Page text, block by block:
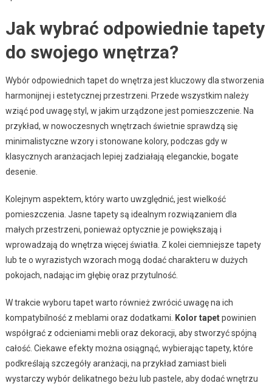
Jak wybrać odpowiednie tapety
do swojego wnętrza?
Wybór odpowiednich tapet do wnętrza jest kluczowy dla stworzenia
harmonijnej i estetycznej przestrzeni. Przede wszystkim należy
wziąć pod uwagę styl, w jakim urządzone jest pomieszczenie. Na
przykład, w nowoczesnych wnętrzach świetnie sprawdzą się
minimalistyczne wzory i stonowane kolory, podczas gdy w
klasycznych aranżacjach lepiej zadziałają eleganckie, bogate
desenie.
Kolejnym aspektem, który warto uwzględnić, jest wielkość
pomieszczenia. Jasne tapety są idealnym rozwiązaniem dla
małych przestrzeni, ponieważ optycznie je powiększają i
wprowadzają do wnętrza więcej światła. Z kolei ciemniejsze tapety
lub te o wyrazistych wzorach mogą dodać charakteru w dużych
pokojach, nadając im głębię oraz przytulność.
W trakcie wyboru tapet warto również zwrócić uwagę na ich
kompatybilność z meblami oraz dodatkami. Kolor tapetpowinien
współgrać z odcieniami mebli oraz dekoracji, aby stworzyć spójną
całość. Ciekawe efekty można osiągnąć, wybierając tapety, które
podkreślają szczegóły aranżacji, na przykład zamiast bieli
wystarczy wybór delikatnego beżu lub pastele, aby dodać wnętrzu